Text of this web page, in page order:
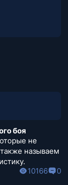
боя
не
называем
10166 0